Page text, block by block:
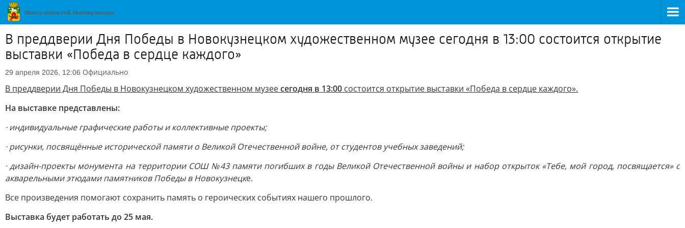
В преддверии Дня Победы в Новокузнецком художественном музее сегодня в 13:00 состоится открытие
выставки «Победа в сердце каждого»
29 апреля 2026, 12:06 Официально
В преддверии Дня Победы в Новокузнецком художественном музеесегодня в 13:00 состоится открытие выставки «Победа в сердце каждого».
На выставке представлены:
· индивидуальные графические работы и коллективные проекты;
· рисунки, посвящённые исторической памяти о Великой Отечественной войне, от студентов учебных заведений;
· дизайн-проекты монумента на территории СОШ №43 памяти погибших в годы Великой Отечественной войны и набор открыток «Тебе, мой город, посвящается» с
акварельными этюдами памятников Победы в Новокузнецке.
Все произведения помогают сохранить память о героических событиях нашего прошлого.
Выставка будет работать до 25 мая.